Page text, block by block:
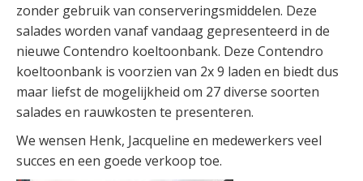
zonder gebruik van conserveringsmiddelen. Deze
salades worden vanaf vandaag gepresenteerd in de
nieuwe Contendro koeltoonbank. Deze Contendro
koeltoonbank is voorzien van 2x 9 laden en biedt dus
maar liefst de mogelijkheid om 27 diverse soorten
salades en rauwkosten te presenteren.
We wensen Henk, Jacqueline en medewerkers veel
succes en een goede verkoop toe.